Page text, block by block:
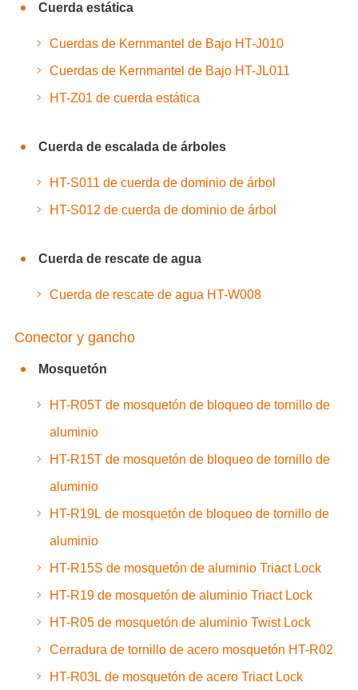
Cuerda estática
Cuerdas de Kernmantel de Bajo HT-J010
Cuerdas de Kernmantel de Bajo HT-JL011
HT-Z01 de cuerda estática
Cuerda de escalada de árboles
HT-S011 de cuerda de dominio de árbol
HT-S012 de cuerda de dominio de árbol
Cuerda de rescate de agua
Cuerda de rescate de agua HT-W008
Conector y gancho
Mosquetón
HT-R05T de mosquetón de bloqueo de tornillo de
aluminio
HT-R15T de mosquetón de bloqueo de tornillo de
aluminio
HT-R19L de mosquetón de bloqueo de tornillo de
aluminio
HT-R15S de mosquetón de aluminio Triact Lock
HT-R19 de mosquetón de aluminio Triact Lock
HT-R05 de mosquetón de aluminio Twist Lock
Cerradura de tornillo de acero mosquetón HT-R02
HT-R03L de mosquetón de acero Triact Lock